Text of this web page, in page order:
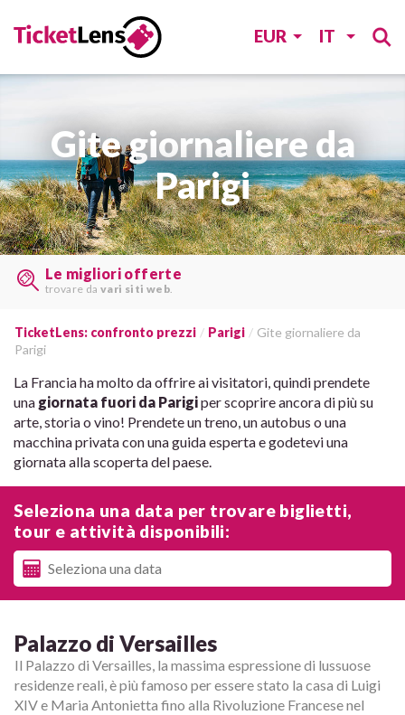
EUR IT
Gite giornaliere da
Parigi
Trovate i biglietti last minute
sumolti siti web
TicketLens: confronto prezzi Parigi
Gite giornaliere da
Parigi
La Francia ha molto da offrire ai visitatori, quindi prendete
una giornata fuori da Parigiper scoprire ancora di più su
arte, storia o vino! Prendete un treno, un autobus o una
macchina privata con una guida esperta e godetevi una
giornata alla scoperta del paese.
Seleziona una data per trovare biglietti,
tour e attività disponibili:
Palazzo di Versailles
Il Palazzo di Versailles, la massima espressione di lussuose
residenze reali, è più famoso per essere stato la casa di Luigi
XIV e Maria Antonietta fino alla Rivoluzione Francese nel